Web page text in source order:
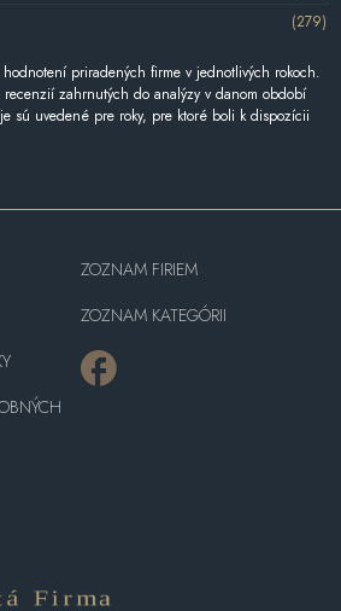
(279)
priradených firme v jednotlivých rokoch.
recenzií zahrnutých do analýzy v danom období
sú uvedené pre roky, pre ktoré boli k dispozícii
ZOZNAM FIRIEM
ZOZNAM KATEGÓRII